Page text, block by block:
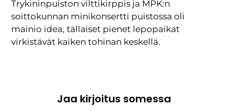
Trykininpuiston vilttikirppis ja MPK:n
soittokunnan minikonsertti puistossa oli
mainio idea, tällaiset pienet lepopaikat
virkistävät kaiken tohinan keskellä.
Jaa kirjoitus somessa